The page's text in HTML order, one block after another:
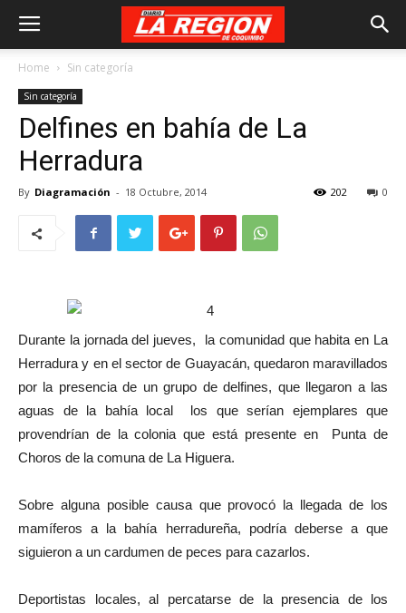
Home Sin categoría
Sin categoría
Delfines en bahía de La
Herradura
By Diagramación - 18 Octubre, 2014 0
202
Durante la jornada del jueves, la comunidad que habita en La
Herradura y en el sector de Guayacán, quedaron maravillados
por la presencia de un grupo de delfines, que llegaron a las
aguas de la bahía local los que serían ejemplares que
provendrían de la colonia que está presente en Punta de
Choros de la comuna de La Higuera.
Sobre alguna posible causa que provocó la llegada de los
mamíferos a la bahía herradureña, podría deberse a que
siguieron a un cardumen de peces para cazarlos.
Deportistas locales, al percatarse de la presencia de los